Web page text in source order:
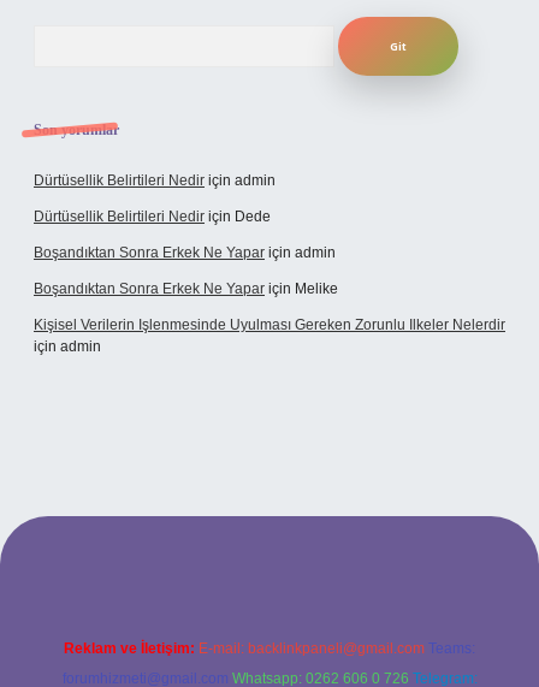
Son yorumlar
Dürtüsellik Belirtileri Nedir için admin
Dürtüsellik Belirtileri Nedir için Dede
Boşandıktan Sonra Erkek Ne Yapar için admin
Boşandıktan Sonra Erkek Ne Yapar için Melike
Kişisel Verilerin Işlenmesinde Uyulması Gereken Zorunlu Ilkeler Nelerdir
için admin
Reklam ve İletişim: E-mail: backlinkpaneli@gmail.com Teams:
forumhizmeti@gmail.com Whatsapp: 0262 606 0 726 Telegram: